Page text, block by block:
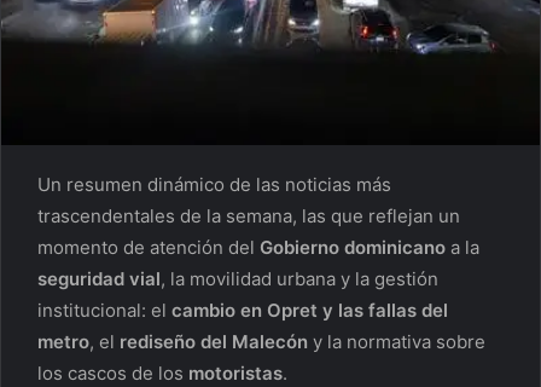
Un resumen dinámico de las noticias más
trascendentales de la semana, las que reflejan un
momento de atención del Gobierno dominicano a la
seguridad vial, la movilidad urbana y la gestión
institucional: el cambio en Opret y las fallas del
metro, el rediseño del Malecón y la normativa sobre
los cascos de los motoristas.